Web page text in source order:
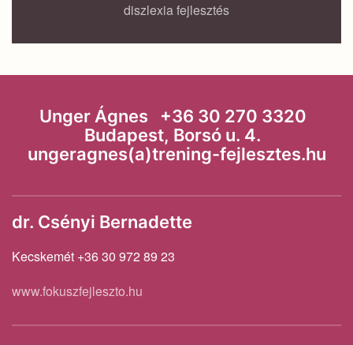
diszlexia fejlesztés
Unger Ágnes +36 30 270 3320
Budapest, Borsó u. 4.
ungeragnes(a)trening-fejlesztes.hu
dr. Csényi Bernadette
Kecskemét +36 30 972 89 23
www.fokuszfejleszto.hu